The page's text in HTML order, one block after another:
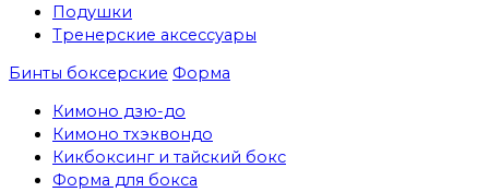
Подушки
Тренерские аксессуары
Бинты боксерские Форма
Кимоно дзю-до
Кимоно тхэквондо
Кикбоксинг и тайский бокс
Форма для бокса